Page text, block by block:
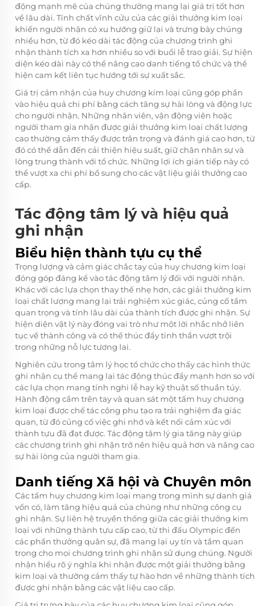
động mạnh mẽ của chúng thường mang lại giá trị tốt hơn
về lâu dài. Tính chất vĩnh cửu của các giải thưởng kim loại
khiến người nhận có xu hướng giữ lại và trưng bày chúng
nhiều hơn, từ đó kéo dài tác động của chương trình ghi
nhận thành tích xa hơn nhiều so với buổi lễ trao giải. Sự hiện
diện kéo dài này có thể nâng cao danh tiếng tổ chức và thể
hiện cam kết liên tục hướng tới sự xuất sắc.
Giá trị cảm nhận của huy chương kim loại cũng góp phần
vào hiệu quả chi phí bằng cách tăng sự hài lòng và động lực
cho người nhận. Những nhân viên, vận động viên hoặc
người tham gia nhận được giải thưởng kim loại chất lượng
cao thường cảm thấy được trân trọng và đánh giá cao hơn, từ
đó có thể dẫn đến cải thiện hiệu suất, giữ chân nhân sự và
lòng trung thành với tổ chức. Những lợi ích gián tiếp này có
thể vượt xa chi phí bổ sung cho các vật liệu giải thưởng cao
cấp.
Tác động tâm lý và hiệu quả
ghi nhận
Biểu hiện thành tựu cụ thể
Trọng lượng và cảm giác chắc tay của huy chương kim loại
đóng góp đáng kể vào tác động tâm lý đối với người nhận.
Khác với các lựa chọn thay thế nhẹ hơn, các giải thưởng kim
loại chất lượng mang lại trải nghiệm xúc giác, củng cố tầm
quan trọng và tính lâu dài của thành tích được ghi nhận. Sự
hiện diện vật lý này đóng vai trò như một lời nhắc nhở liên
tục về thành công và có thể thúc đẩy tinh thần vượt trội
trong những nỗ lực tương lai.
Nghiên cứu trong tâm lý học tổ chức cho thấy các hình thức
ghi nhận cụ thể mang lại tác động thúc đẩy mạnh hơn so với
các lựa chọn mang tính nghi lễ hay kỹ thuật số thuần túy.
Hành động cầm trên tay và quan sát một tấm huy chương
kim loại được chế tác công phu tạo ra trải nghiệm đa giác
quan, từ đó củng cố việc ghi nhớ và kết nối cảm xúc với
thành tựu đã đạt được. Tác động tâm lý gia tăng này giúp
các chương trình ghi nhận trở nên hiệu quả hơn và nâng cao
sự hài lòng của người tham gia.
Danh tiếng Xã hội và Chuyên môn
Các tấm huy chương kim loại mang trong mình sự danh giá
vốn có, làm tăng hiệu quả của chúng như những công cụ
ghi nhận. Sự liên hệ truyền thống giữa các giải thưởng kim
loại với những thành tựu cấp cao, từ thi đấu Olympic đến
các phần thưởng quân sự, đã mang lại uy tín và tầm quan
trọng cho mọi chương trình ghi nhận sử dụng chúng. Người
nhận hiểu rõ ý nghĩa khi nhận được một giải thưởng bằng
kim loại và thường cảm thấy tự hào hơn về những thành tích
được ghi nhận bằng các vật liệu cao cấp.